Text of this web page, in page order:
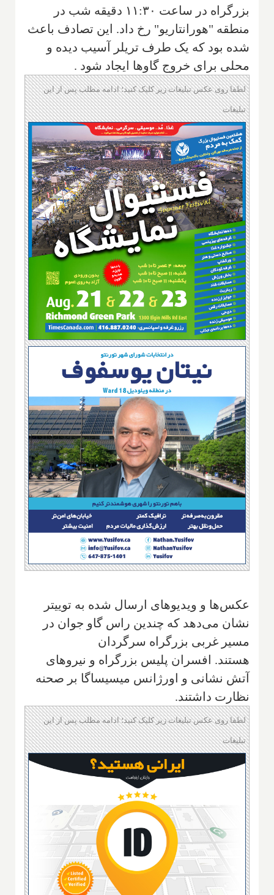
بزرگراه در ساعت ۱۱:۳۰ دقیقه شب در
منطقه "هورانتاریو" رخ داد. این تصادف باعث
شده بود که یک طرف تریلر آسیب دیده و
محلی برای خروج گاو‌ها ایجاد شود .
لطفا روی عکس تبلیغات زیر کلیک کنید؛ ادامه مطلب پس از این
تبلیغات
عکس‌ها و ویدیو‌های ارسال شده به توییتر
نشان می‌دهد که چندین راس گاو جوان در
مسیر غربی بزرگراه سرگردان
هستند. افسران پلیس بزرگراه و نیروهای
آتش نشانی و اورژانس میسیساگا بر صحنه
نظارت داشتند.
لطفا روی عکس تبلیغات زیر کلیک کنید؛ ادامه مطلب پس از این
تبلیغات